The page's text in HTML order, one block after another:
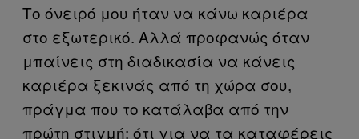
Το όνειρό μου ήταν να κάνω καριέρα
στο εξωτερικό. Αλλά προφανώς όταν
μπαίνεις στη διαδικασία να κάνεις
καριέρα ξεκινάς από τη χώρα σου,
πράγμα που το κατάλαβα από την
πρώτη στιγμή: ότι για να τα καταφέρεις